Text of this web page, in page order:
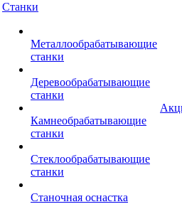
Станки
Металлообрабатывающие
станки
Деревообрабатывающие
станки
Камнеобрабатывающие
станки
Стеклообрабатывающие
станки
Станочная оснастка